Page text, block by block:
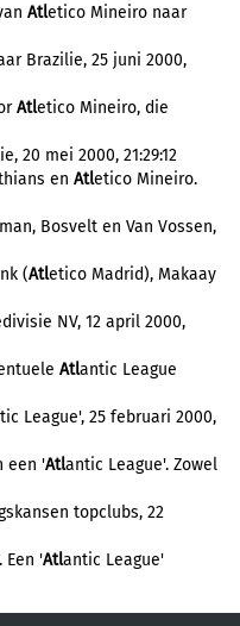
Atletico Mineiro naar
Brazilie, 25 juni 2000,
Atletico Mineiro, die
20 mei 2000, 21:29:12
en Atletico Mineiro.
Bosvelt en Van Vossen,
(Atletico Madrid), Makaay
NV, 12 april 2000,
Atlantic League
League', 25 februari 2000,
een 'Atlantic League'. Zowel
topclubs, 22
Een 'Atlantic League'